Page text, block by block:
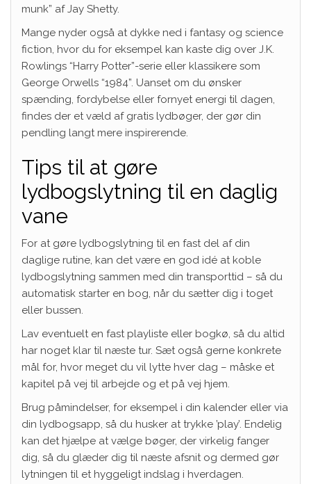
munk” af Jay Shetty.
Mange nyder også at dykke ned i fantasy og science
fiction, hvor du for eksempel kan kaste dig over J.K.
Rowlings “Harry Potter”-serie eller klassikere som
George Orwells “1984”. Uanset om du ønsker
spænding, fordybelse eller fornyet energi til dagen,
findes der et væld af gratis lydbøger, der gør din
pendling langt mere inspirerende.
Tips til at gøre
lydbogslytning til en daglig
vane
For at gøre lydbogslytning til en fast del af din
daglige rutine, kan det være en god idé at koble
lydbogslytning sammen med din transporttid – så du
automatisk starter en bog, når du sætter dig i toget
eller bussen.
Lav eventuelt en fast playliste eller bogkø, så du altid
har noget klar til næste tur. Sæt også gerne konkrete
mål for, hvor meget du vil lytte hver dag – måske et
kapitel på vej til arbejde og et på vej hjem.
Brug påmindelser, for eksempel i din kalender eller via
din lydbogsapp, så du husker at trykke ’play’. Endelig
kan det hjælpe at vælge bøger, der virkelig fanger
dig, så du glæder dig til næste afsnit og dermed gør
lytningen til et hyggeligt indslag i hverdagen.